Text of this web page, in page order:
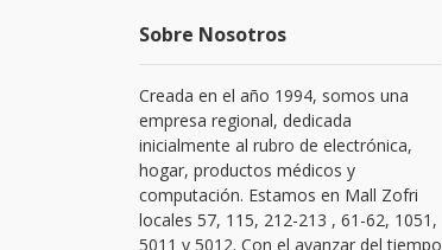
Sobre Nosotros
Creada en el año 1994, somos una
empresa regional, dedicada
inicialmente al rubro de electrónica,
hogar, productos médicos y
computación. Estamos en Mall Zofri
locales 57, 115, 212-213 , 61-62, 1051,
5011 y 5012. Con el avanzar del tiempo